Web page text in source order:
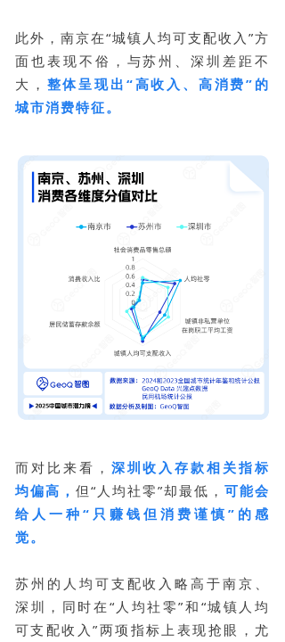
此外，南京在“城镇人均可支配收入”方
面也表现不俗，与苏州、深圳差距不
大， 整体呈现出“高收入、高消费”的
城市消费特征。
而对比来看， 深圳收入存款相关指标
均偏高， 但“人均社零”却最低， 可能会
给人一种“只赚钱但消费谨慎”的感
觉。
苏州的人均可支配收入略高于南京、
深圳，同时在“人均社零”和“城镇人均
可支配收入”两项指标上表现抢眼，尤